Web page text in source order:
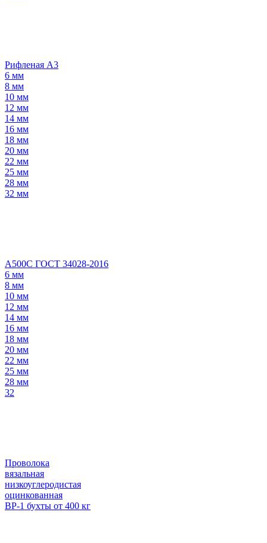
Рифленая А3
6 мм
8 мм
10 мм
12 мм
14 мм
16 мм
18 мм
20 мм
22 мм
25 мм
28 мм
32 мм
А500С ГОСТ 34028-2016
6 мм
8 мм
10 мм
12 мм
14 мм
16 мм
18 мм
20 мм
22 мм
25 мм
28 мм
32
Проволока
вязальная
низкоуглеродистая
оцинкованная
ВР-1 бухты от 400 кг